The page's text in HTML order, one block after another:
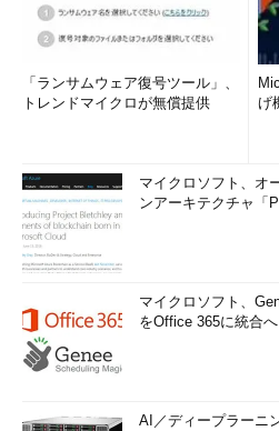
「ランサムウェア復号ツール」、
トレンドマイクロが無償提供
げ
マイクロソフト、オ
ンアーキテクチャ「
マイクロソフト、
をOffice 365に統合へ
AI／ディープラーニ